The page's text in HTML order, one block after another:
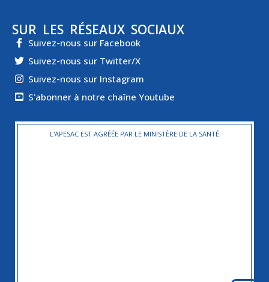
SUR LES RÉSEAUX SOCIAUX
Suivez-nous sur Facebook
Suivez-nous sur Twitter/X
Suivez-nous sur Instagram
S'abonner à notre chaîne Youtube
L'APESAC EST AGRÉÉE PAR LE MINISTÈRE DE LA SANTÉ